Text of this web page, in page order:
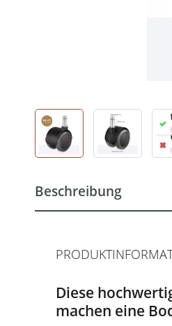
Beschreibung
Diese
machen eine